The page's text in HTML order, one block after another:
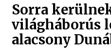
Sorra
világháborús
alacsony